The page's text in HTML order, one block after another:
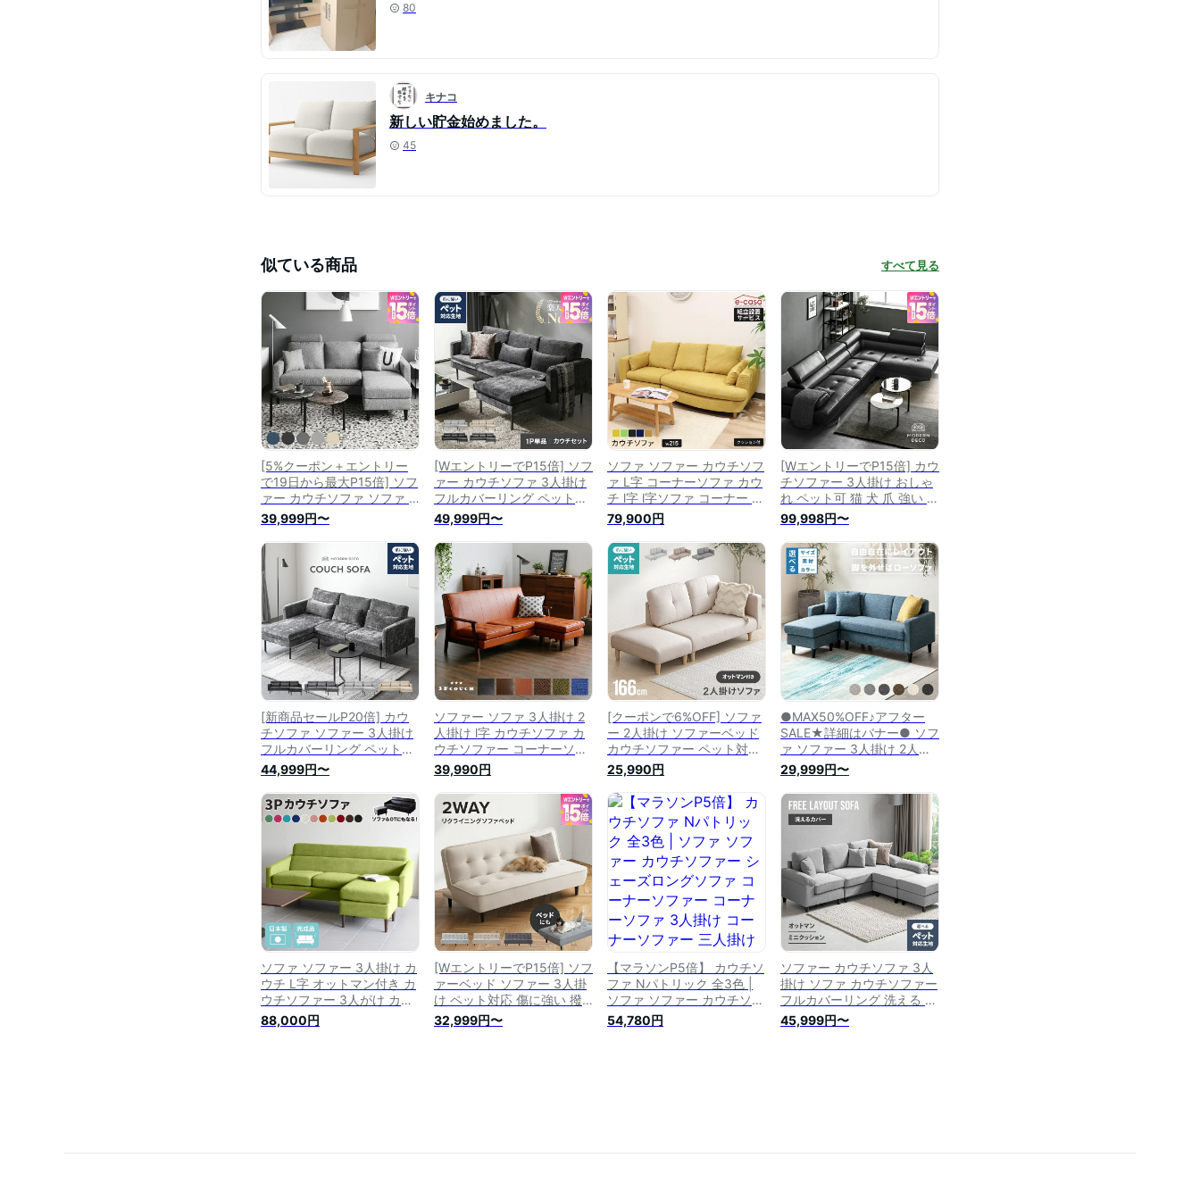
80
キナコ
新しい貯金始めました。
45
似ている商品 すべて見る
[5%クーポン＋エントリー
で19日から最大P15倍] ソフ
ァー カウチソファ ソファ 3
人掛け ヘッドレスト ペット
対応 傷に強い 北欧 カウチ
ソファー カウチ ローソファ
ー コーナーソファー 肘付き
ソファー コーナー l字 セッ
ト 布 三人掛け 猫 犬 爪に強
い グレー
39,999円〜
[WエントリーでP15倍] ソフ
ァー カウチソファ 3人掛け
フルカバーリング ペット対
応 傷に強い ソファ カウチ
ソファー 3人掛けソファー
コーナーソファー L字ソフ
ァー 三人掛けソファー リビ
ングソファー 猫 犬 爪に強
い 洗える おしゃれ
49,999円〜
ソファ ソファー カウチソフ
ァ L字 コーナーソファ カウ
チ l字 l字ソファ コーナー 3
人掛け おしゃれ 三人掛け
ひっかき傷に強い コーナー
ソファー 変形 ペット 傷に
強い 北欧 カウチソファー
コーナーソファ— お洒落 イ
エロー グリーン
79,900円
[WエントリーでP15倍] カウ
チソファー 3人掛け おしゃ
れ ペット可 猫 犬 爪 強い ソ
ファー ソファ 3人掛けソフ
ァー 三人掛けソファー コー
ナーソファー L字ソファー
リビングソファー レザーソ
ファー 革ソファー リクライ
ニング 北欧
99,998円〜
[新商品セールP20倍] カウ
チソファ ソファー 3人掛け
フルカバーリング ペット対
応 傷に強い カウチソファー
ソファ 3人掛けソファー 三
人掛けソファー リビングソ
ファー L字ソファー コーナ
洗える おしゃれ
44,999円〜
ソファー ソファ 3人掛け 2
人掛け l字 カウチソファ カ
ウチソファー コーナーソフ
ァ コーナーソファー ヴィン
テージ コーナー 合成 カフ
ェ風 レトロ モダン レザー l
字ソファー リビング リビン
グソファ
39,990円
[クーポンで6%OFF] ソファ
ー 2人掛け ソファーベッド
カウチソファー ペット対応
傷に強い コンパクト ローソ
ファー フロアソファー オッ
トマン カウチ ソファ コー
ナーソファ 二人掛け L字 ク
ッション付 猫 犬 爪に強い
一人暮らし
25,990円
●MAX50%OFF♪アフター
SALE★詳細はバナー● ソフ
ァ ソファー 3人掛け 2人掛
け l字 カウチ コーナー 3p
2p 3人掛けソファー 2人掛
けソファー l字ソファー カ
ウチソファー 三人掛けソフ
ァー 二人掛けソファー おし
ゃれ ナチュラル 北欧 シン
プル モダン
29,999円〜
ソファ ソファー 3人掛け カ
ウチ L字 オットマン付き カ
ウチソファー 3人がけ カウ
チソファ 高級 2人 コーナー
ソファ ピンク 応接 コーナ
88,000円
[WエントリーでP15倍] ソフ
ァーベッド ソファー 3人掛
け ペット対応 傷に強い 撥
水 ソファベッド ソファ リ
クライニングソファー ロー
32,999円〜
【マラソンP5倍】 カウチソ
ファ Nパトリック 全3色 |
ソファ ソファー カウチソフ
ァー シェーズロングソファ
コーナーソファー コーナー
54,780円
ソファー カウチソファ 3人
掛け ソファ カウチソファー
フルカバーリング 洗える コ
ーナーソファー L字型 ソフ
ァーセット 三人掛け ペット
45,999円〜